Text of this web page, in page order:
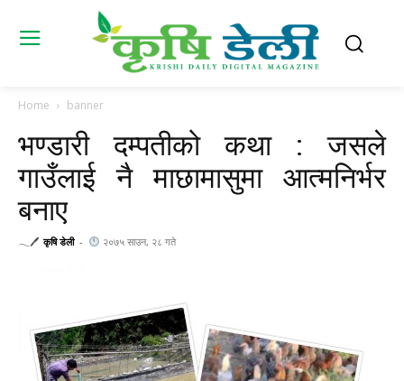
Home banner
भण्डारी दम्पतीको कथा : जसले
गाउँलाई नै माछामासुमा आत्मनिर्भर
बनाए
𓂃🖊 कृषि डेली - २०७५ साउन, २८ गते